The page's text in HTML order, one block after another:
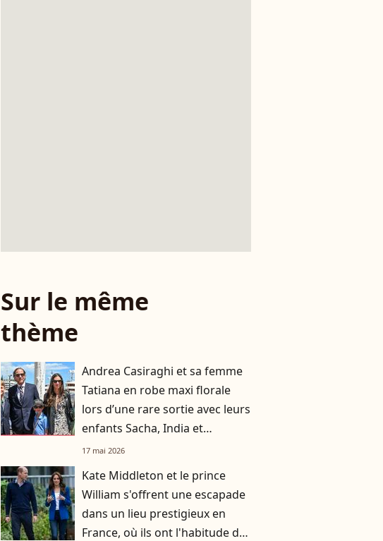
Sur le même
thème
Andrea Casiraghi et sa femme
Tatiana en robe maxi florale
lors d’une rare sortie avec leurs
enfants Sacha, India et
Maximilian
17 mai 2026
Kate Middleton et le prince
William s'offrent une escapade
dans un lieu prestigieux en
France, où ils ont l'habitude de